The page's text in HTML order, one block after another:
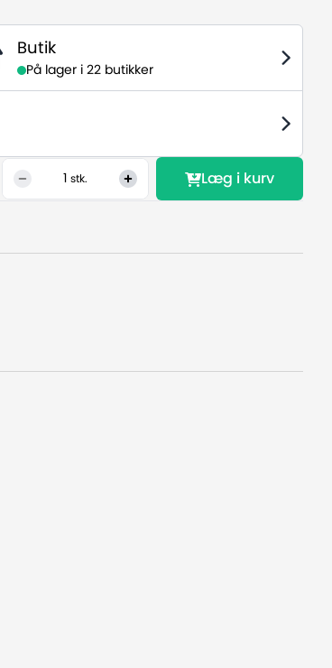
Butik
På lager i 22 butikker
1 stk. Læg i kurv